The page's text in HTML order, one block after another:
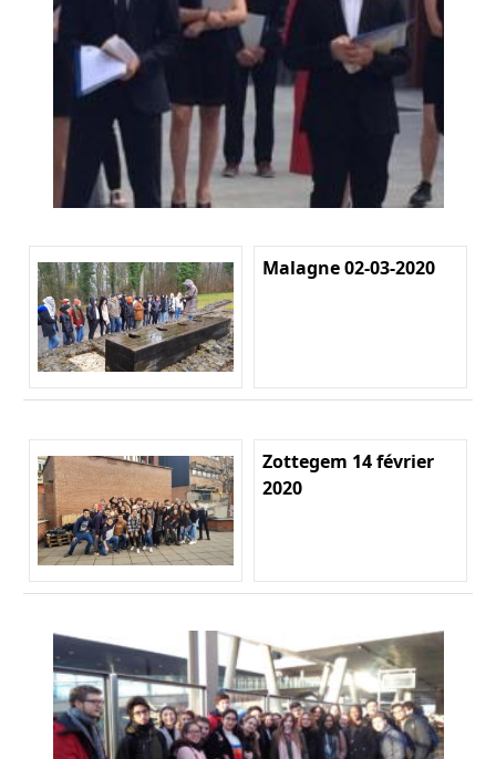
Malagne 02-03-2020
Zottegem 14 février
2020